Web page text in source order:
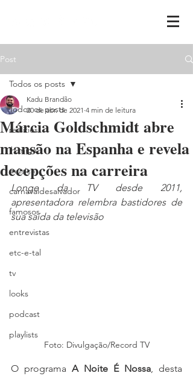
Post
Todos os posts
realities
ih,miga
música
carnavaldesalvador
famosos
entrevistas
etc-e-tal
tv
looks
podcast
playlists
Todos os posts
Márcia Goldschmidt abre
mansão na Espanha e revela
decepções na carreira
Kadu Brandão
20 de abr. de 2021 4 min de leitura
Longe da TV desde 2011,
apresentadora relembra bastidores de
sua saída da televisão
Foto: Divulgação/Record TV
O programa A Noite É Nossa, desta